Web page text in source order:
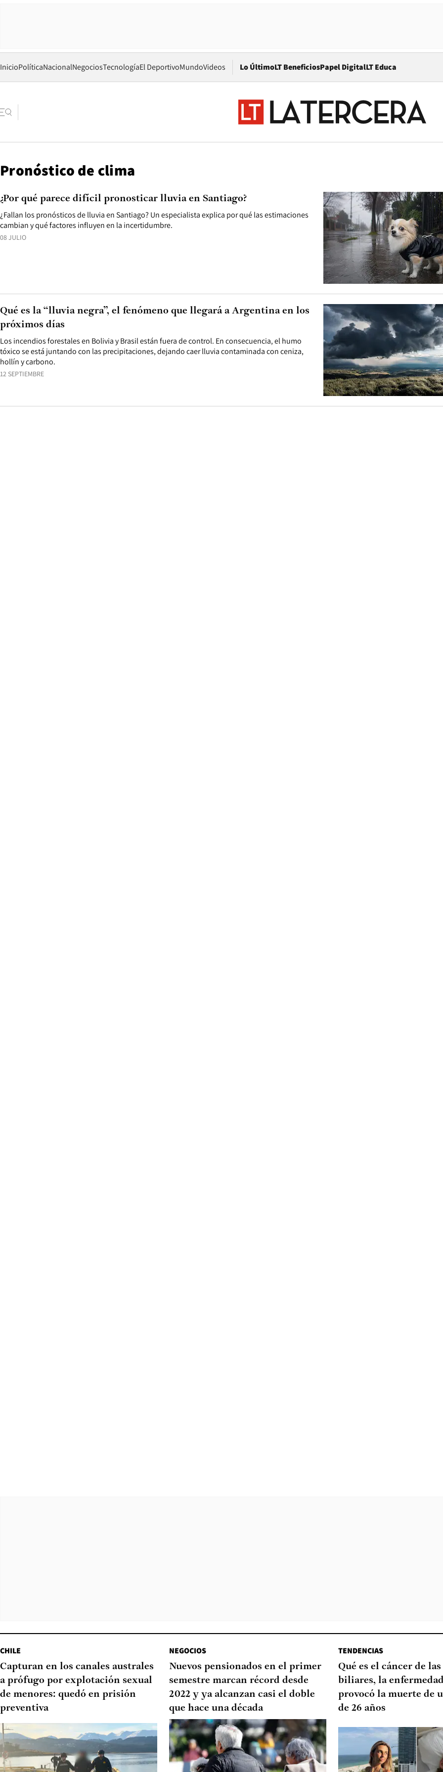
InicioPolíticaNacionalNegociosTecnologíaEl DeportivoMundoVideos Lo ÚltimoLT BeneficiosPapel DigitalOpens in new window
LT Educa
Pronóstico de clima
08 JULIO
¿Fallan los pronósticos de lluvia en Santiago? Un especialista explica por qué las estimaciones
cambian y qué factores influyen en la incertidumbre.
¿Por qué parece difícil pronosticar lluvia en Santiago?
12 SEPTIEMBRE
Los incendios forestales en Bolivia y Brasil están fuera de control. En consecuencia, el humo
tóxico se está juntando con las precipitaciones, dejando caer lluvia contaminada con ceniza,
hollín y carbono.
Qué es la “lluvia negra”, el fenómeno que llegará a Argentina en los
próximos días
CHILE
Capturan en los canales australes
a prófugo por explotación sexual
de menores: quedó en prisión
preventiva
NEGOCIOS
Nuevos pensionados en el primer
semestre marcan récord desde
2022 y ya alcanzan casi el doble
que hace una década
TENDENCIAS
Qué es el cáncer de
biliares, la
provocó la muerte de
de 26 años